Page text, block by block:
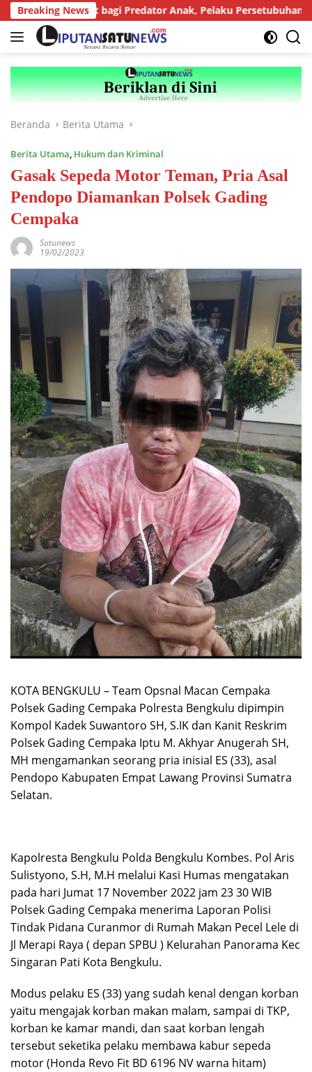
Langsung
ke
konten
Breaking News
Berat bagi Predator Anak, Pelaku Persetubuhan Anak Tiri
Beranda Berita Utama
Berita Utama, Hukum dan Kriminal
Gasak Sepeda Motor Teman, Pria Asal
Pendopo Diamankan Polsek Gading
Cempaka
Satunews
19/02/2023
KOTA BENGKULU – Team Opsnal Macan Cempaka
Polsek Gading Cempaka Polresta Bengkulu dipimpin
Kompol Kadek Suwantoro SH, S.IK dan Kanit Reskrim
Polsek Gading Cempaka Iptu M. Akhyar Anugerah SH,
MH mengamankan seorang pria inisial ES (33), asal
Pendopo Kabupaten Empat Lawang Provinsi Sumatra
Selatan.
Kapolresta Bengkulu Polda Bengkulu Kombes. Pol Aris
Sulistyono, S.H, M.H melalui Kasi Humas mengatakan
pada hari Jumat 17 November 2022 jam 23 30 WIB
Polsek Gading Cempaka menerima Laporan Polisi
Tindak Pidana Curanmor di Rumah Makan Pecel Lele di
Jl Merapi Raya ( depan SPBU ) Kelurahan Panorama Kec
Singaran Pati Kota Bengkulu.
Modus pelaku ES (33) yang sudah kenal dengan korban
yaitu mengajak korban makan malam, sampai di TKP,
korban ke kamar mandi, dan saat korban lengah
tersebut seketika pelaku membawa kabur sepeda
motor (Honda Revo Fit BD 6196 NV warna hitam)